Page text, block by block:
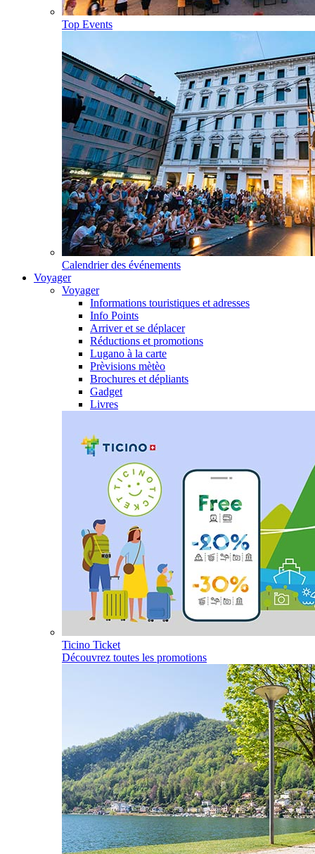
Top Events
Calendrier des événements
Voyager
Voyager
Informations touristiques et adresses
Info Points
Arriver et se déplacer
Réductions et promotions
Lugano à la carte
Prèvisions mètèo
Brochures et dépliants
Gadget
Livres
Ticino Ticket
Découvrez toutes les promotions